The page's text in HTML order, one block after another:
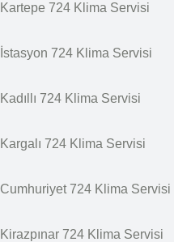
Kartepe 724 Klima Servisi
İstasyon 724 Klima Servisi
Kadıllı 724 Klima Servisi
Kargalı 724 Klima Servisi
Cumhuriyet 724 Klima Servisi
Kirazpınar 724 Klima Servisi